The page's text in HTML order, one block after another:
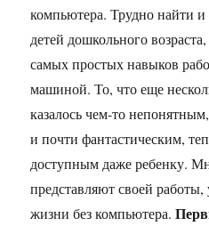
компьютера. Трудно найти и
детей дошкольного
самых простых навыков
машиной. То, что еще
казалось чем-то
и почти фантастическим,
доступным даже ребенку.
представляют своей
жизни без компьютера.